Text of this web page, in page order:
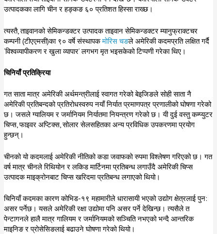
उत्पादकका लागि चीन र हङ्कङ ६० प्रतिशत हिस्सा राख्छ।
त्यस्तै, ताइवानको सेमिकन्डक्टर उत्पादक ताइवान सेमिकन्डक्टर म्यानुफ्राक्टचर
कम्पनी (टीएएमसी)का ९० वर्षे संस्थापकमोरिस चङले अमेरिकी कदमप्रति लक्षित गर्दै
‘विश्वव्यापीकरण र खुला व्यापार’ लगभग मृत भइसकेको टिप्पणी गरेका थिए।
चिनियाँ प्रतिक्रिया
गत साता मात्र अमेरिकी अर्थमन्त्रीलाई स्वागत गरेको बेइजिङले सोही साता नै
अमेरिकी प्रतिबन्दको प्रतिरोधस्वरुप नयाँ निर्यात प्रमाणपत्र प्रणालीको घोषणा गरेको
छ। जसले ग्यालियम र जर्मानियम निर्यातमा नियन्त्रण गरेको छ। यी दुई वस्तु कम्प्युटर
चिप्स, फाइवर अप्टिक्स, सोलार सेलसहितका अन्य प्रविधिक उपकरणमा प्रयोग
हुन्छन्।
चीनको यो कदमलाई अमेरिकी नीतिको कडा जवाफको रुपमा विश्लेषण गरिएको छ। गत
वर्ष मात्र चीनले रिथियोन र लकिड मार्टिनमा प्रतिबन्ध लगाउँदै अमेरिकी चिप्स
उत्पादक माइक्रोनबाट चिप्स खरिदमा प्रतिबन्ध लगाएको थियो।
चिनियाँ कदमका कारण कोभिड-१९ महामारीले धारासायी भएको उद्योग क्षेत्रलाई पुन:
असर पर्नेछ। यसले अमेरिकी रक्षा उद्योमा पनि असर पर्ने देखिन्छ। त्यसैले त
पेन्टागनले हालै मात्र गालियम र जर्मानियमको सञ्चिति नभएको भन्दै आन्तरिक
माइनिङ र प्रोसेसिङलाई बढाउने घोषणा गरेको थियो।